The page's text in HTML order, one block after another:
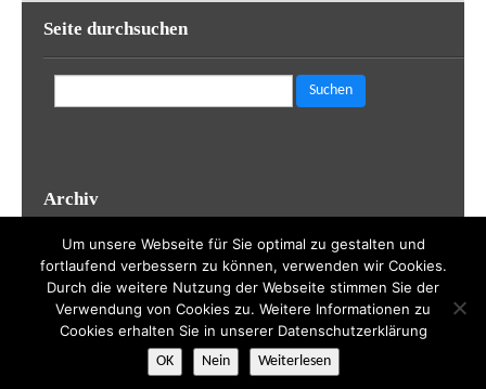
Seite durchsuchen
nach:
Archiv
Archiv
Realisierung durchsven-skrabal.de | Theme byWP Eden
byWordPress
Um unsere Webseite für Sie optimal zu gestalten und
fortlaufend verbessern zu können, verwenden wir Cookies.
Durch die weitere Nutzung der Webseite stimmen Sie der
Verwendung von Cookies zu. Weitere Informationen zu
Cookies erhalten Sie in unserer Datenschutzerklärung
OK Nein Weiterlesen